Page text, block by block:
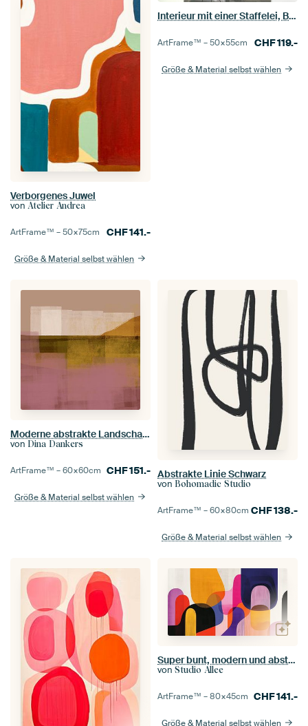
Verborgenes Juwel
von Atelier Andrea
ArtFrame™ –50×75cm CHF141.-
Größe & Material selbst wählen
Interieur mit einer Staffelei, Bredgade 25, Vilhelm Hammershøi
ArtFrame™ –50×55cm CHF119.-
Größe & Material selbst wählen
Moderne abstrakte Landschaft. Helles Lila, Senf, Ocker.
von Dina Dankers
ArtFrame™ –60×60cm CHF151.-
Größe & Material selbst wählen
Abstrakte Linie Schwarz
von Bohomadic Studio
ArtFrame™ –60×80cm CHF138.-
Größe & Material selbst wählen
Super bunt, modern und abstrakt
von Studio Allee
ArtFrame™ –80×45cm CHF141.-
Größe & Material selbst wählen